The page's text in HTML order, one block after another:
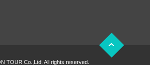
TOUR Co.,Ltd. All rights reserved.